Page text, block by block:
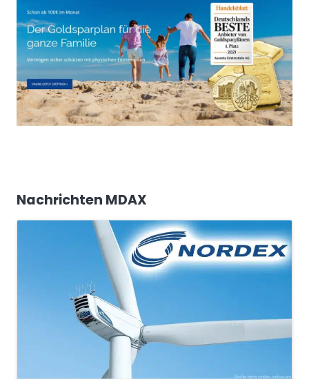
Nachrichten MDAX